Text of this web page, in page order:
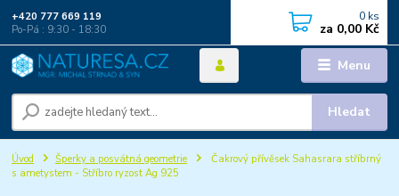
Menu
Hledat
+420 777 669 119
Po-Pá : 9:30 - 18:30
0 ks
za 0,00 Kč
Úvod Šperky a posvátná geometrie
Čakrový přívěsek Sahasrara stříbrný
s ametystem - Stříbro ryzost Ag 925